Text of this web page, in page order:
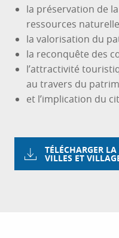
la préservation de
ressources
la valorisation du
la reconquête des
l’attractivité
au travers du
et l’implication du
TÉLÉCHARGER
VILLES ET